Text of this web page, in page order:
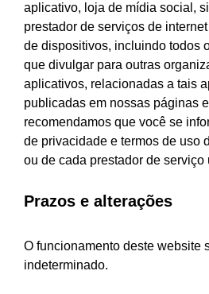
aplicativo, loja de mídia social,
prestador de serviços de
de dispositivos, incluindo todos
que divulgar para outras
aplicativos, relacionadas a tais
publicadas em nossas páginas
recomendamos que você se
de privacidade e termos de uso
ou de cada prestador de serviço
Prazos e alterações
O funcionamento deste website
indeterminado.